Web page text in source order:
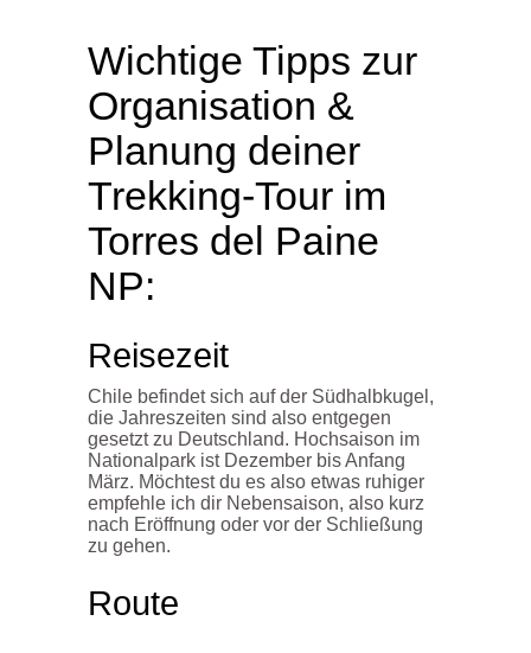
Wichtige Tipps zur
Organisation &
Planung deiner
Trekking-Tour im
Torres del Paine
NP:
Reisezeit
Chile befindet sich auf der Südhalbkugel,
die Jahreszeiten sind also entgegen
gesetzt zu Deutschland. Hochsaison im
Nationalpark ist Dezember bis Anfang
März. Möchtest du es also etwas ruhiger
empfehle ich dir Nebensaison, also kurz
nach Eröffnung oder vor der Schließung
zu gehen.
Route